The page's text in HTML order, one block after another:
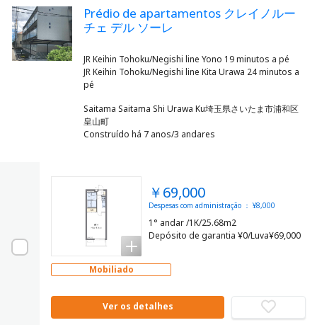
Prédio de apartamentos クレイノルー
チェ デル ソーレ
JR Keihin Tohoku/Negishi line Yono 19 minutos a pé
JR Keihin Tohoku/Negishi line Kita Urawa 24 minutos a
Saitama Saitama Shi Urawa Ku埼玉県さいたま市浦和区
皇山町
Construído há 7 anos/3 andares
￥69,000
Despesas com administração ： ¥8,000
1° andar /1K/25.68m2
Depósito de garantia ¥0/Luva¥69,000
Mobiliado
Ver os detalhes